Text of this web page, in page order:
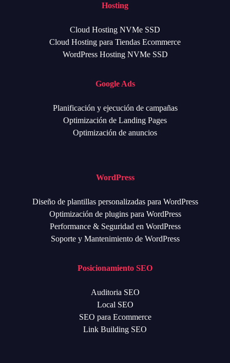
Hosting
Cloud Hosting NVMe SSD
Cloud Hosting para Tiendas Ecommerce
WordPress Hosting NVMe SSD
Google Ads
Planificación y ejecución de campañas
Optimización de Landing Pages
Optimización de anuncios
WordPress
Diseño de plantillas personalizadas para WordPress
Optimización de plugins para WordPress
Performance & Seguridad en WordPress
Soporte y Mantenimiento de WordPress
Posicionamiento SEO
Auditoria SEO
Local SEO
SEO para Ecommerce
Link Building SEO